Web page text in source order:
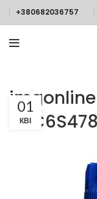
+380682036757
01
КВІ